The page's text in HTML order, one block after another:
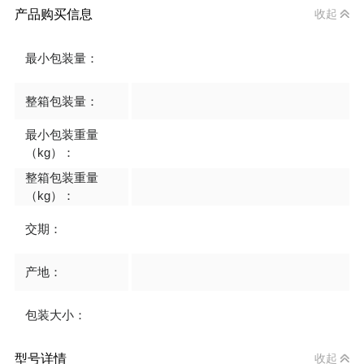
产品购买信息 收起
最小包装量：
整箱包装量：
最小包装重量
（kg）：
整箱包装重量
（kg）：
交期：
产地：
包装大小：
型号详情 收起